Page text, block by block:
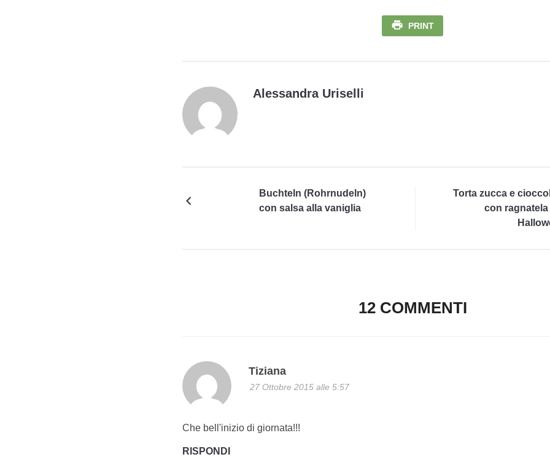
PRINT
Alessandra Uriselli
Buchteln (Rohrnudeln)
con salsa alla vaniglia
Torta zucca e
con ragnatela
12 COMMENTI
Tiziana
27 Ottobre 2015 alle 5:57
Che bell'inizio di giornata!!!
RISPONDI